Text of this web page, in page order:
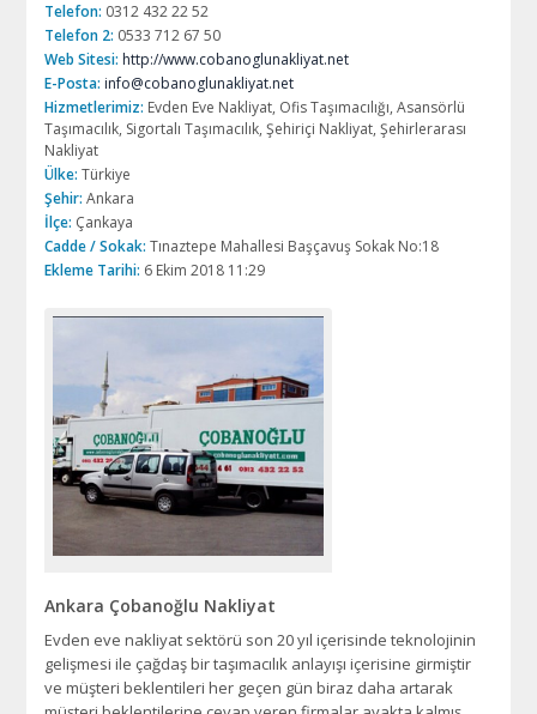
Telefon: 0312 432 22 52
Telefon 2: 0533 712 67 50
Web Sitesi: http://www.cobanoglunakliyat.net
E-Posta: info@cobanoglunakliyat.net
Hizmetlerimiz: Evden Eve Nakliyat, Ofis Taşımacılığı, Asansörlü
Taşımacılık, Sigortalı Taşımacılık, Şehiriçi Nakliyat, Şehirlerarası
Nakliyat
Ülke: Türkiye
Şehir: Ankara
İlçe: Çankaya
Cadde / Sokak: Tınaztepe Mahallesi Başçavuş Sokak No:18
Ekleme Tarihi: 6 Ekim 2018 11:29
Ankara Çobanoğlu Nakliyat
Evden eve nakliyat sektörü son 20 yıl içerisinde teknolojinin
gelişmesi ile çağdaş bir taşımacılık anlayışı içerisine girmiştir
ve müşteri beklentileri her geçen gün biraz daha artarak